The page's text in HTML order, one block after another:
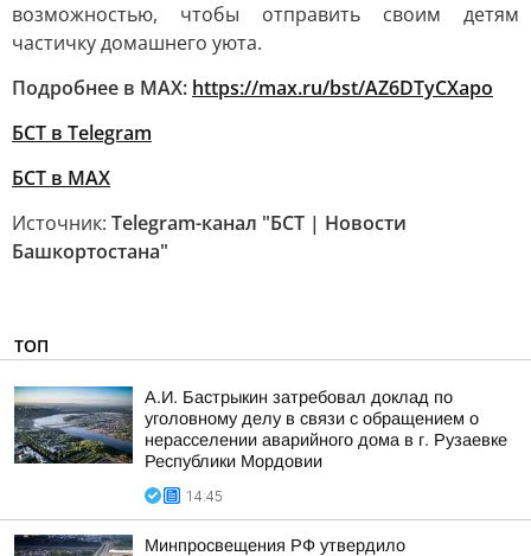
возможностью, чтобы отправить своим детям
частичку домашнего уюта.
Подробнее в MAX: https://max.ru/bst/AZ6DTyCXapo
БСТ в Telegram
БСТ в МАХ
Источник: Telegram-канал "БСТ | Новости
Башкортостана"
ТОП
А.И. Бастрыкин затребовал доклад по
уголовному делу в связи с обращением о
нерасселении аварийного дома в г. Рузаевке
Республики Мордовии
14:45
Минпросвещения РФ утвердило